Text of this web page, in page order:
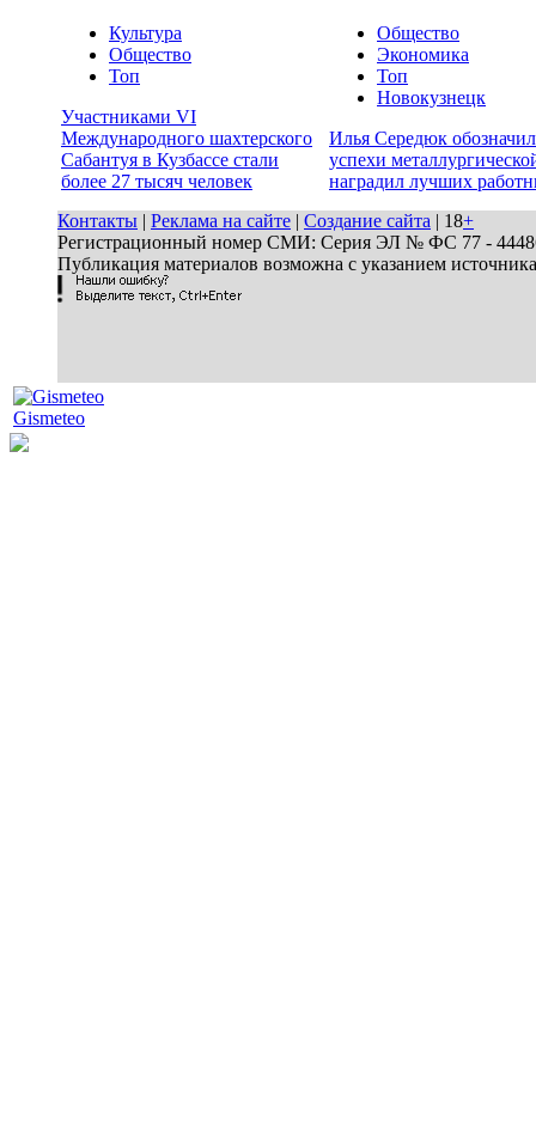
Культура
Общество
Топ
Участниками VI
Международного шахтерского
Сабантуя в Кузбассе стали
более 27 тысяч человек
Общество
Экономика
Топ
Новокузнецк
Илья Середюк
успехи
наградил лучших
Контакты | Реклама на сайте | Создание сайта | 18+
Регистрационный номер СМИ: Серия ЭЛ № ФС 77 - 44486
Публикация материалов возможна с указанием
Gismeteo